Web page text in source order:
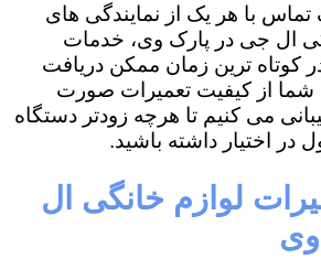
تماس با هر یک از نمایندگی های
ال جی در پارک وی، خدمات
کوتاه ترین زمان ممکن دریافت
شما از کیفیت تعمیرات صورت
می کنیم تا هرچه زودتر دستگاه
در اختیار داشته باشید.
لوازم خانگی ال